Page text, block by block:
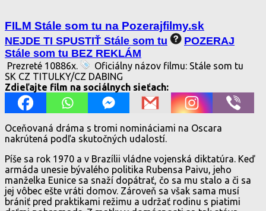
FILM Stále som tu na Pozerajfilmy.sk
NEJDE TI SPUSTIŤ Stále som tu
POZERAJ
Stále som tu BEZ REKLÁM
Prezreté 10886x.
Oficiálny názov filmu: Stále som tu
SK CZ TITULKY/CZ DABING
Zdieľajte film na sociálnych sieťach:
Oceňovaná dráma s tromi nomináciami na Oscara
nakrútená podľa skutočných udalostí.
Píše sa rok 1970 a v Brazílii vládne vojenská diktatúra. Keď
armáda unesie bývalého politika Rubensa Paivu, jeho
manželka Eunice sa snaží dopátrať, čo sa mu stalo a či sa
jej vôbec ešte vráti domov. Zároveň sa však sama musí
brániť pred praktikami režimu a udržať rodinu s piatimi